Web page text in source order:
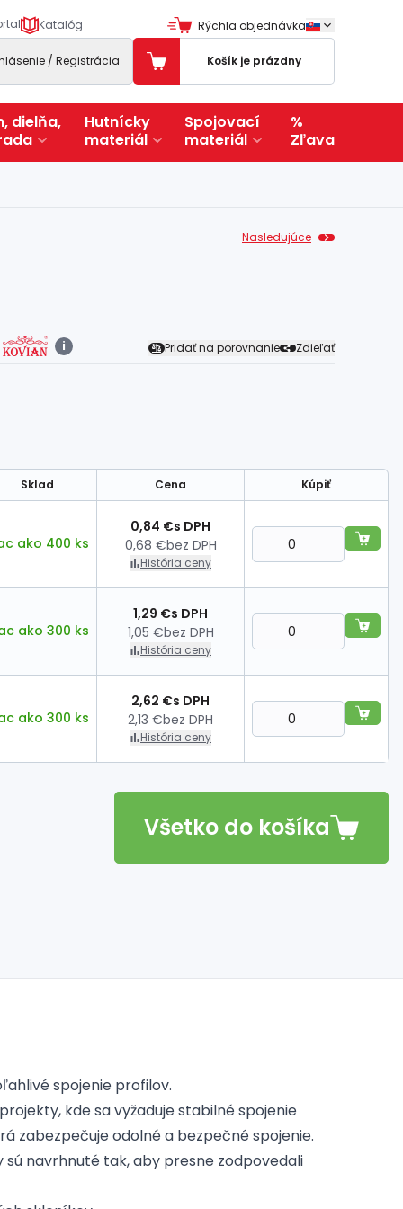
Katalóg Rýchla objednávka
/ Registrácia Košík je prázdny
dielňa,
Hutnícky
materiál
Spojovací
materiál
%
Zľava
Nasledujúce
i Pridať na porovnanie Zdieľať
Sklad Cena Kúpiť
ako 400 ks 0,68 €bez DPH
0,84 €s DPH
História ceny
ako 300 ks 1,05 €bez DPH
1,29 €s DPH
História ceny
ako 300 ks 2,13 €bez DPH
2,62 €s DPH
História ceny
Všetko do košíka
spojenie profilov.
kde sa vyžaduje stabilné spojenie
zabezpečuje odolné a bezpečné spojenie.
navrhnuté tak, aby presne zodpovedali